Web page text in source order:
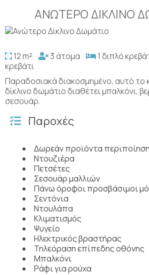
ΑΝΏΤΕΡΟ ΔΊΚΛΙΝΟ
12 m² 3 άτομα
1 διπλό
κρεβάτι
Παραδοσιακά διακοσμημένο, αυτό το
δίκλινο δωμάτιο διαθέτει μπαλκόνι,
σεσουάρ.
Παροχές
Δωρεάν προϊόντα
Ντουζιέρα
Πετσέτες
Σεσουάρ μαλλιών
Πάνω όροφοι προσβάσιμοι
Σεντόνια
Ντουλάπα
Κλιματισμός
Ψυγείο
Ηλεκτρικός βραστήρας
Τηλεόραση επίπεδης οθόνης
Μπαλκόνι
Ράφι για ρούχα